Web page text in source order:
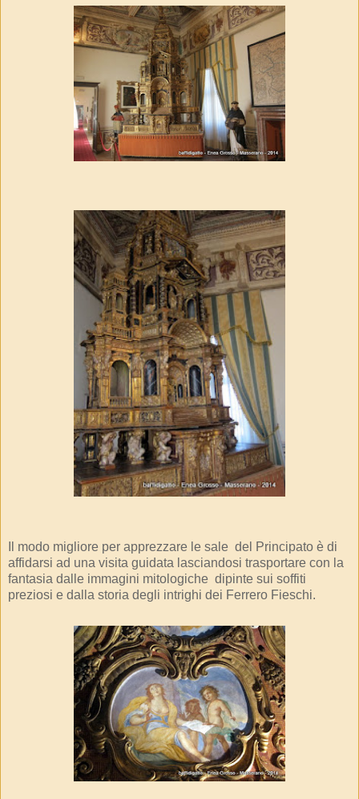
Il modo migliore per apprezzare le sale del Principato è di
affidarsi ad una visita guidata lasciandosi trasportare con la
fantasia dalle immagini mitologiche dipinte sui soffiti
preziosi e dalla storia degli intrighi dei Ferrero Fieschi.